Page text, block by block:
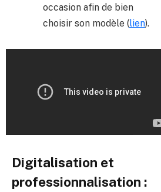
occasion afin de bien
choisir son modèle (lien).
Digitalisation et
professionnalisation :